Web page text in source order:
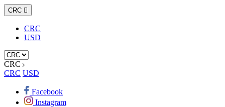
CRC 
CRC
USD
CRC
CRC USD
Facebook
Instagram